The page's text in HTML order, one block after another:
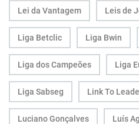
Lei da Vantagem Leis de
Liga Betclic Liga Bwin
Liga dos Campeões Liga
Liga Sabseg Link To
Luciano Gonçalves Luís